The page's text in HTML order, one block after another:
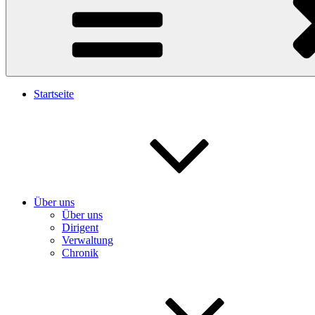
Startseite
Über uns
Über uns
Dirigent
Verwaltung
Chronik